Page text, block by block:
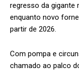
regresso da gigante
enquanto novo
partir de 2026.
Com pompa e
chamado ao palco